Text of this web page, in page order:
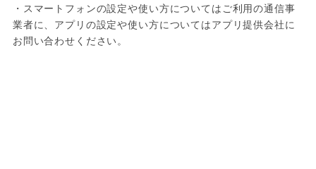
・スマートフォンの設定や使い方についてはご利用の通信事
業者に、アプリの設定や使い方についてはアプリ提供会社に
お問い合わせください。